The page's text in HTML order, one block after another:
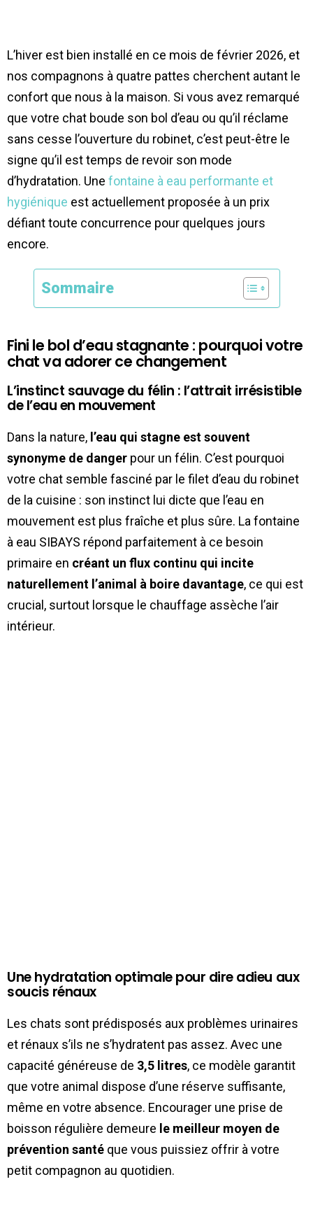
L’hiver est bien installé en ce mois de février 2026, et
nos compagnons à quatre pattes cherchent autant le
confort que nous à la maison. Si vous avez remarqué
que votre chat boude son bol d’eau ou qu’il réclame
sans cesse l’ouverture du robinet, c’est peut-être le
signe qu’il est temps de revoir son mode
d’hydratation. Une fontaine à eau performante et
hygiénique est actuellement proposée à un prix
défiant toute concurrence pour quelques jours
encore.
Sommaire
Fini le bol d’eau stagnante : pourquoi votre
chat va adorer ce changement
L’instinct sauvage du félin : l’attrait irrésistible
de l’eau en mouvement
Dans la nature, l’eau qui stagne est souvent
synonyme de danger pour un félin. C’est pourquoi
votre chat semble fasciné par le filet d’eau du robinet
de la cuisine : son instinct lui dicte que l’eau en
mouvement est plus fraîche et plus sûre. La fontaine
à eau SIBAYS répond parfaitement à ce besoin
primaire en créant un flux continu qui incite
naturellement l’animal à boire davantage, ce qui est
crucial, surtout lorsque le chauffage assèche l’air
intérieur.
Une hydratation optimale pour dire adieu aux
soucis rénaux
Les chats sont prédisposés aux problèmes urinaires
et rénaux s’ils ne s’hydratent pas assez. Avec une
capacité généreuse de 3,5 litres, ce modèle garantit
que votre animal dispose d’une réserve suffisante,
même en votre absence. Encourager une prise de
boisson régulière demeure le meilleur moyen de
prévention santé que vous puissiez offrir à votre
petit compagnon au quotidien.